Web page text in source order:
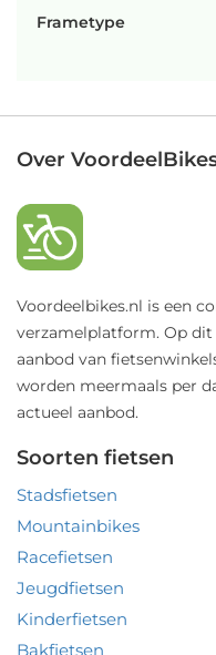
Frametype
Over
Voordeelbikes.nl is een
verzamelplatform. Op
aanbod van
worden meermaals per
actueel aanbod.
Soorten fietsen
Stadsfietsen
Mountainbikes
Racefietsen
Jeugdfietsen
Kinderfietsen
Bakfietsen